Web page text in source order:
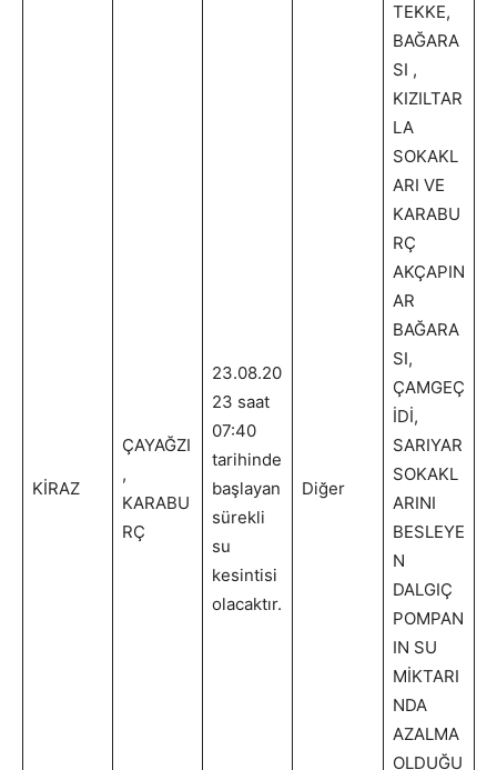
KİRAZ
ÇAYAĞZI
,
KARABU
RÇ
23.08.20
23 saat
07:40
tarihinde
başlayan
sürekli
su
kesintisi
olacaktır.
Diğer
TEKKE,
BAĞARA
SI ,
KIZILTAR
LA
SOKAKL
ARI VE
KARABU
RÇ
AKÇAPIN
AR
BAĞARA
SI,
ÇAMGEÇ
İDİ,
SARIYAR
SOKAKL
ARINI
BESLEYE
N
DALGIÇ
POMPAN
IN SU
MİKTARI
NDA
AZALMA
OLDUĞU